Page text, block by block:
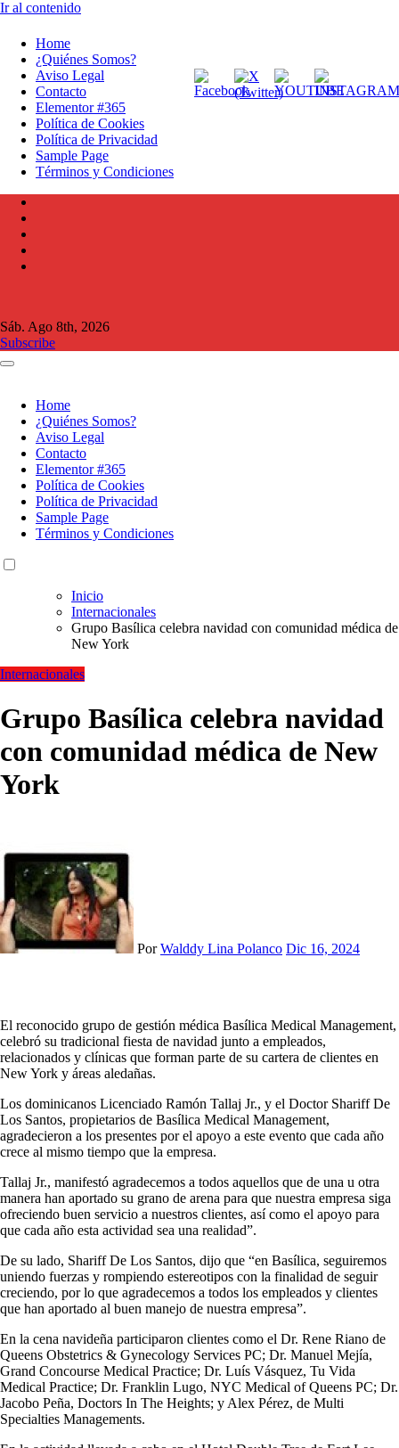
Ir al contenido
Home
¿Quiénes Somos?
Aviso Legal
Contacto
Elementor #365
Política de Cookies
Política de Privacidad
Sample Page
Términos y Condiciones
Sáb. Ago 8th, 2026
Subscribe
Home
¿Quiénes Somos?
Aviso Legal
Contacto
Elementor #365
Política de Cookies
Política de Privacidad
Sample Page
Términos y Condiciones
Inicio
Internacionales
Grupo Basílica celebra navidad con comunidad médica de
New York
Internacionales
Grupo Basílica celebra navidad
con comunidad médica de New
York
PorWalddy Lina Polanco Dic 16, 2024
El reconocido grupo de gestión médica Basílica Medical Management,
celebró su tradicional fiesta de navidad junto a empleados,
relacionados y clínicas que forman parte de su cartera de clientes en
New York y áreas aledañas.
Los dominicanos Licenciado Ramón Tallaj Jr., y el Doctor Shariff De
Los Santos, propietarios de Basílica Medical Management,
agradecieron a los presentes por el apoyo a este evento que cada año
crece al mismo tiempo que la empresa.
Tallaj Jr., manifestó agradecemos a todos aquellos que de una u otra
manera han aportado su grano de arena para que nuestra empresa siga
ofreciendo buen servicio a nuestros clientes, así como el apoyo para
que cada año esta actividad sea una realidad”.
De su lado, Shariff De Los Santos, dijo que “en Basílica, seguiremos
uniendo fuerzas y rompiendo estereotipos con la finalidad de seguir
creciendo, por lo que agradecemos a todos los empleados y clientes
que han aportado al buen manejo de nuestra empresa”.
En la cena navideña participaron clientes como el Dr. Rene Riano de
Queens Obstetrics & Gynecology Services PC; Dr. Manuel Mejía,
Grand Concourse Medical Practice; Dr. Luís Vásquez, Tu Vida
Medical Practice; Dr. Franklin Lugo, NYC Medical of Queens PC; Dr.
Jacobo Peña, Doctors In The Heights; y Alex Pérez, de Multi
Specialties Managements.